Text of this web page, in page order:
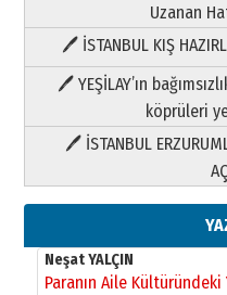
Uzanan
🖊 İSTANBUL KIŞ
🖊 YEŞİLAY’ın
köprüleri
🖊 İSTANBUL
Yıldırım
HAVVA’NIN ÜÇ
09 Temmuz 2026
Yusuf POLAT
Şampiyonluk
yazar
11 Mayıs 2026
Neşat YALÇIN
Paranın Aile Kültüründeki